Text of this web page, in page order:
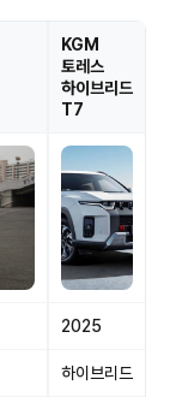
KGM
토레스
하이브리드
T7
2025
하이브리드